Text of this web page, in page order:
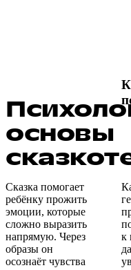
основы
Сказка помогает
ребёнку прожить
эмоции, которые
сложно выразить
напрямую. Через
образы он
осознаёт чувства
к